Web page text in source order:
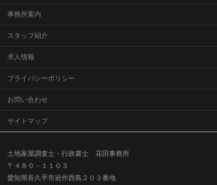
事務所案内
スタッフ紹介
求人情報
プライバシーポリシー
お問い合わせ
サイトマップ
土地家屋調査士・行政書士 花田事務所
〒４８０－１１０３
愛知県長久手市岩作西島２０３番地